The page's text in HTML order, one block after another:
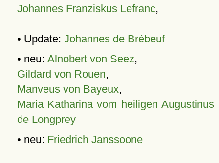
Johannes Franziskus Lefranc,
• Update: Johannes de Brébeuf
• neu: Alnobert von Seez,
Gildard von Rouen,
Manveus von Bayeux,
Maria Katharina vom heiligen Augustinus
de Longprey
• neu: Friedrich Janssoone